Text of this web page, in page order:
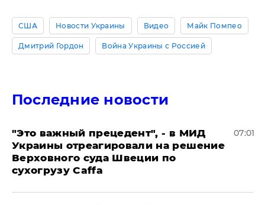
США Новости Украины Видео Майк Помпео
Дмитрий Гордон Война Украины с Россией
Последние новости
"Это важный прецедент", - в МИД
Украины отреагировали на решение
Верховного суда Швеции по
сухогрузу Caffa
07:01